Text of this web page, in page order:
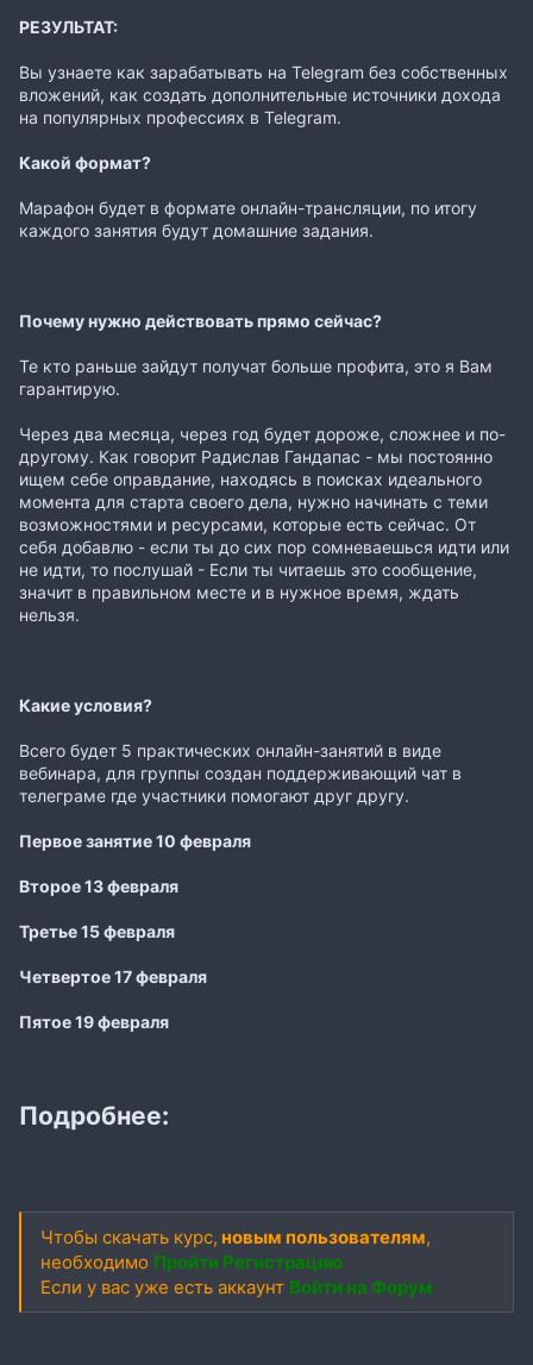
РЕЗУЛЬТАТ:
Вы узнаете как зарабатывать на Telegram без собственных
вложений, как создать дополнительные источники дохода
на популярных профессиях в Telegram.
Какой формат?
Марафон будет в формате онлайн-трансляции, по итогу
каждого занятия будут домашние задания.
Почему нужно действовать прямо сейчас?
Те кто раньше зайдут получат больше профита, это я Вам
гарантирую.
Через два месяца, через год будет дороже, сложнее и по-
другому. Как говорит Радислав Гандапас - мы постоянно
ищем себе оправдание, находясь в поисках идеального
момента для старта своего дела, нужно начинать с теми
возможностями и ресурсами, которые есть сейчас. От
себя добавлю - если ты до сих пор сомневаешься идти или
не идти, то послушай - Если ты читаешь это сообщение,
значит в правильном месте и в нужное время, ждать
нельзя.
Какие условия?
Всего будет 5 практических онлайн-занятий в виде
вебинара, для группы создан поддерживающий чат в
телеграме где участники помогают друг другу.
Первое занятие 10 февраля
Второе 13 февраля
Третье 15 февраля
Четвертое 17 февраля
Пятое 19 февраля
Подробнее:
Чтобы скачать курс, новым пользователям,
необходимо Пройти Регистрацию
Если у вас уже есть аккаунт Войти на Форум